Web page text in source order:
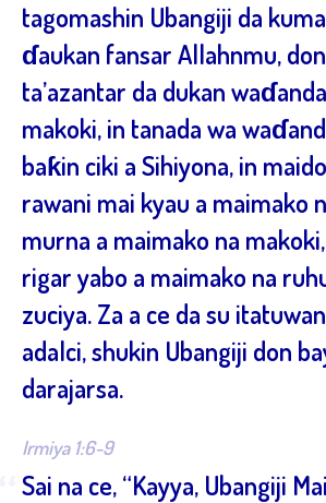
tagomashin Ubangiji da
ɗaukan fansar Allahnmu,
ta’azantar da dukan
makoki, in tanada wa
baƙin ciki a Sihiyona, in
rawani mai kyau a maimako
murna a maimako na
rigar yabo a maimako na
zuciya. Za a ce da su
adalci, shukin Ubangiji don
darajarsa.
Irmiya 1:6-9
Sai na ce, “Kayya, Ubangiji